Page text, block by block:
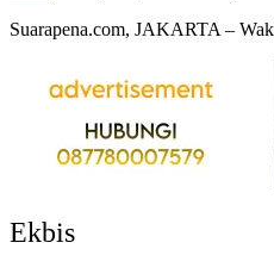
Suarapena.com, JAKARTA –
Ekbis